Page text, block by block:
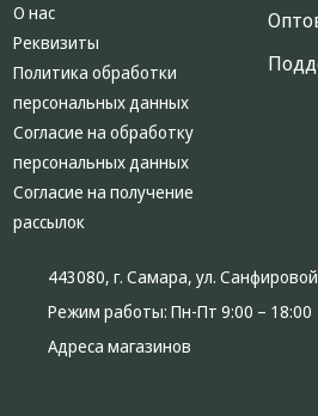
О нас
Реквизиты
Политика обработки
персональных данных
Согласие на обработку
персональных данных
Согласие на получение
рассылок
443080, г. Самара, ул.
Режим работы: Пн-Пт 9:00 – 18:00
Адреса магазинов